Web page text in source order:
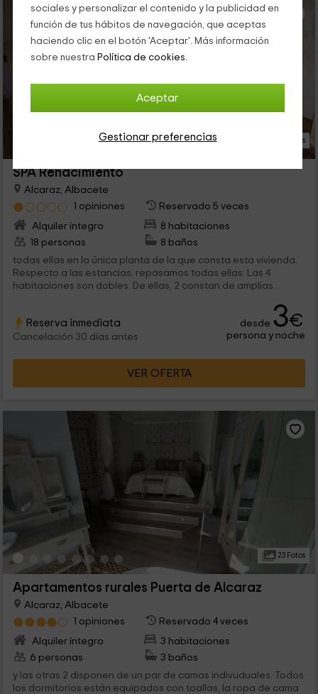
sociales y personalizar el contenido y la publicidad en
función de tus hábitos de navegación, que aceptas
haciendo clic en el botón 'Aceptar'. Más información
sobre nuestra Política de cookies.
Aceptar
Gestionar preferencias 34 Fotos
SPA Renacimiento
Alcaraz, Albacete
1 opiniones
Reservado 5 veces
Alquiler íntegro
8 habitaciones
18 personas
8 baños
todas ellas en la única planta de la que consta esta vivienda.
Respecto a las estancias, repasamos todas ellas: Las 4
habitaciones son dobles. De ellas, 2 constan de amplias
Reserva inmediata
Cancelación 30 días antes
desde 3€
persona y noche
VER OFERTA
23 Fotos
Apartamentos rurales Puerta de Alcaraz
Alcaraz, Albacete
1 opiniones
Reservado 4 veces
Alquiler íntegro
3 habitaciones
6 personas
3 baños
y las otras 2 disponen de un par de camas indivuduales. Todos
los dormitorios están equipados con toallas, la ropa de cama